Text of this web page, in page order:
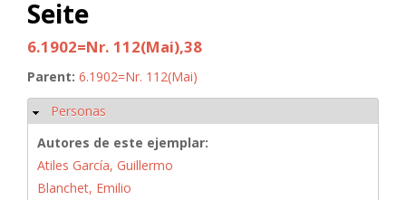
Seite
6.1902=Nr. 112(Mai),38
Parent: 6.1902=Nr. 112(Mai)
Ocultar
Personas
Autores de este ejemplar:
Atiles García, Guillermo
Blanchet, Emilio